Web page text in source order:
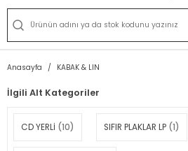
Anasayfa KABAK & LIN
İlgili Alt Kategoriler
CD YERLİ (10) SIFIR PLAKLAR LP (1)